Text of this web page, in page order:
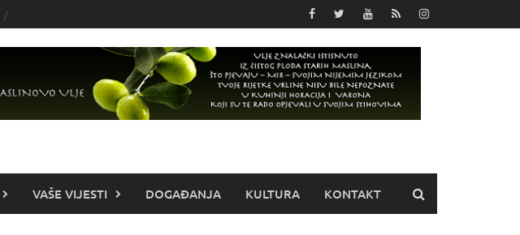
VAŠE VIJESTI DOGAĐANJA KULTURA KONTAKT